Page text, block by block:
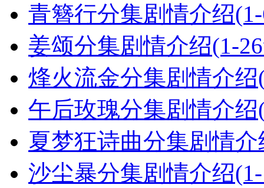
青簪行分集剧情介绍
姜颂分集剧情介绍(1-
烽火流金分集剧情介
午后玫瑰分集剧情介
夏梦狂诗曲分集剧情
沙尘暴分集剧情介绍